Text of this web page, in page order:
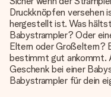
Druckknöpfen versehen
hergestellt ist. Was
Babystrampler? Oder
Eltern oder Großeltern?
bestimmt gut ankommt.
Geschenk bei einer
Babystrampler für dein